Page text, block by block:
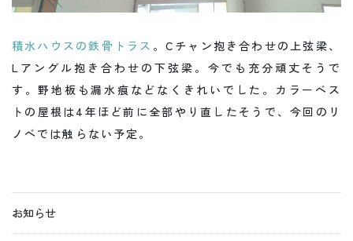
積水ハウスの鉄骨トラス 。Cチャン抱き合わせの上弦梁、
Lアングル抱き合わせの下弦梁。今でも充分頑丈そうで
す。野地板も漏水痕などなくきれいでした。カラーベス
トの屋根は4年ほど前に全部やり直したそうで、今回のリ
ノベでは触らない予定。
お知らせ